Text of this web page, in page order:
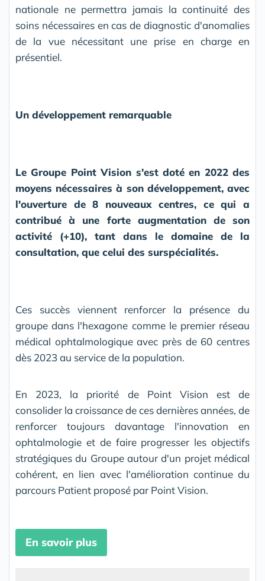
nationale ne permettra jamais la continuité des
soins nécessaires en cas de diagnostic d'anomalies
de la vue nécessitant une prise en charge en
présentiel.
Un développement remarquable
Le Groupe Point Vision s'est doté en 2022 des
moyens nécessaires à son développement, avec
l'ouverture de 8 nouveaux centres, ce qui a
contribué à une forte augmentation de son
activité (+10), tant dans le domaine de la
consultation, que celui des surspécialités.
Ces succès viennent renforcer la présence du
groupe dans l'hexagone comme le premier réseau
médical ophtalmologique avec près de 60 centres
dès 2023 au service de la population.
En 2023, la priorité de Point Vision est de
consolider la croissance de ces dernières années, de
renforcer toujours davantage l'innovation en
ophtalmologie et de faire progresser les objectifs
stratégiques du Groupe autour d'un projet médical
cohérent, en lien avec l'amélioration continue du
parcours Patient proposé par Point Vision.
En savoir plus